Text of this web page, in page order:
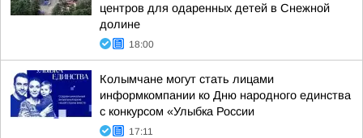
центров для одаренных детей в Снежной
долине
18:00
Колымчане могут стать лицами
информкомпании ко Дню народного единства
с конкурсом «Улыбка России
17:11